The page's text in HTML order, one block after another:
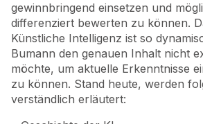
gewinnbringend einsetzen und
differenziert bewerten zu können.
Künstliche Intelligenz ist so
Bumann den genauen Inhalt nicht
möchte, um aktuelle Erkenntnisse
zu können. Stand heute, werden
verständlich erläutert: